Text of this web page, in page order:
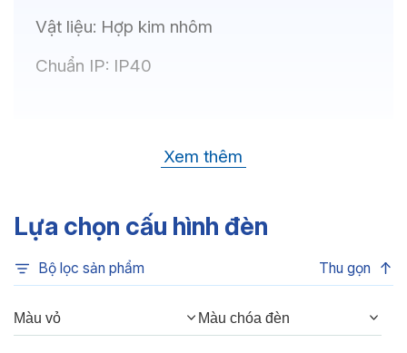
Vật liệu: Hợp kim nhôm
Chuẩn IP: IP40
OSRAM(GERMANY)
Nhiệt độ màu:6500K, 4000K, 3500K,
3000K, 3CCT
Chỉ số hoàn màu:
Quang thông:
2000lm(C), 2000lm(N),
Xem thêm
Lựa chọn cấu hình đèn
Bộ lọc sản phẩm Thu gọn
Màu vỏ Màu chóa đèn